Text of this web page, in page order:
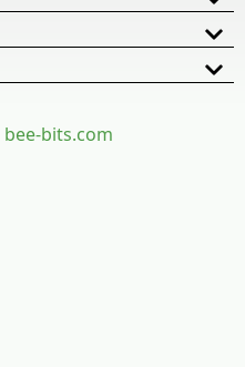
bee-bits.com